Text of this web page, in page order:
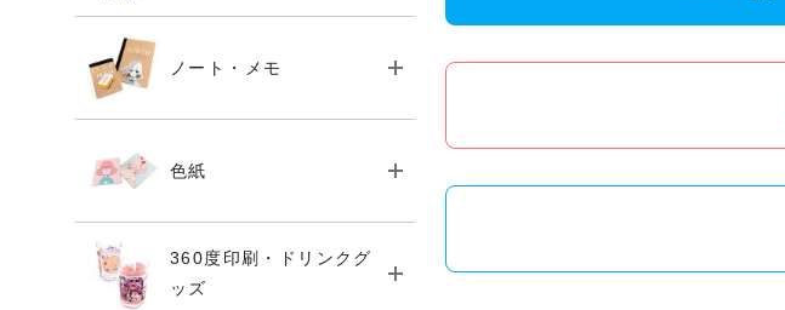
ノート・メモ
色紙
360度印刷・ドリンクグ
ッズ